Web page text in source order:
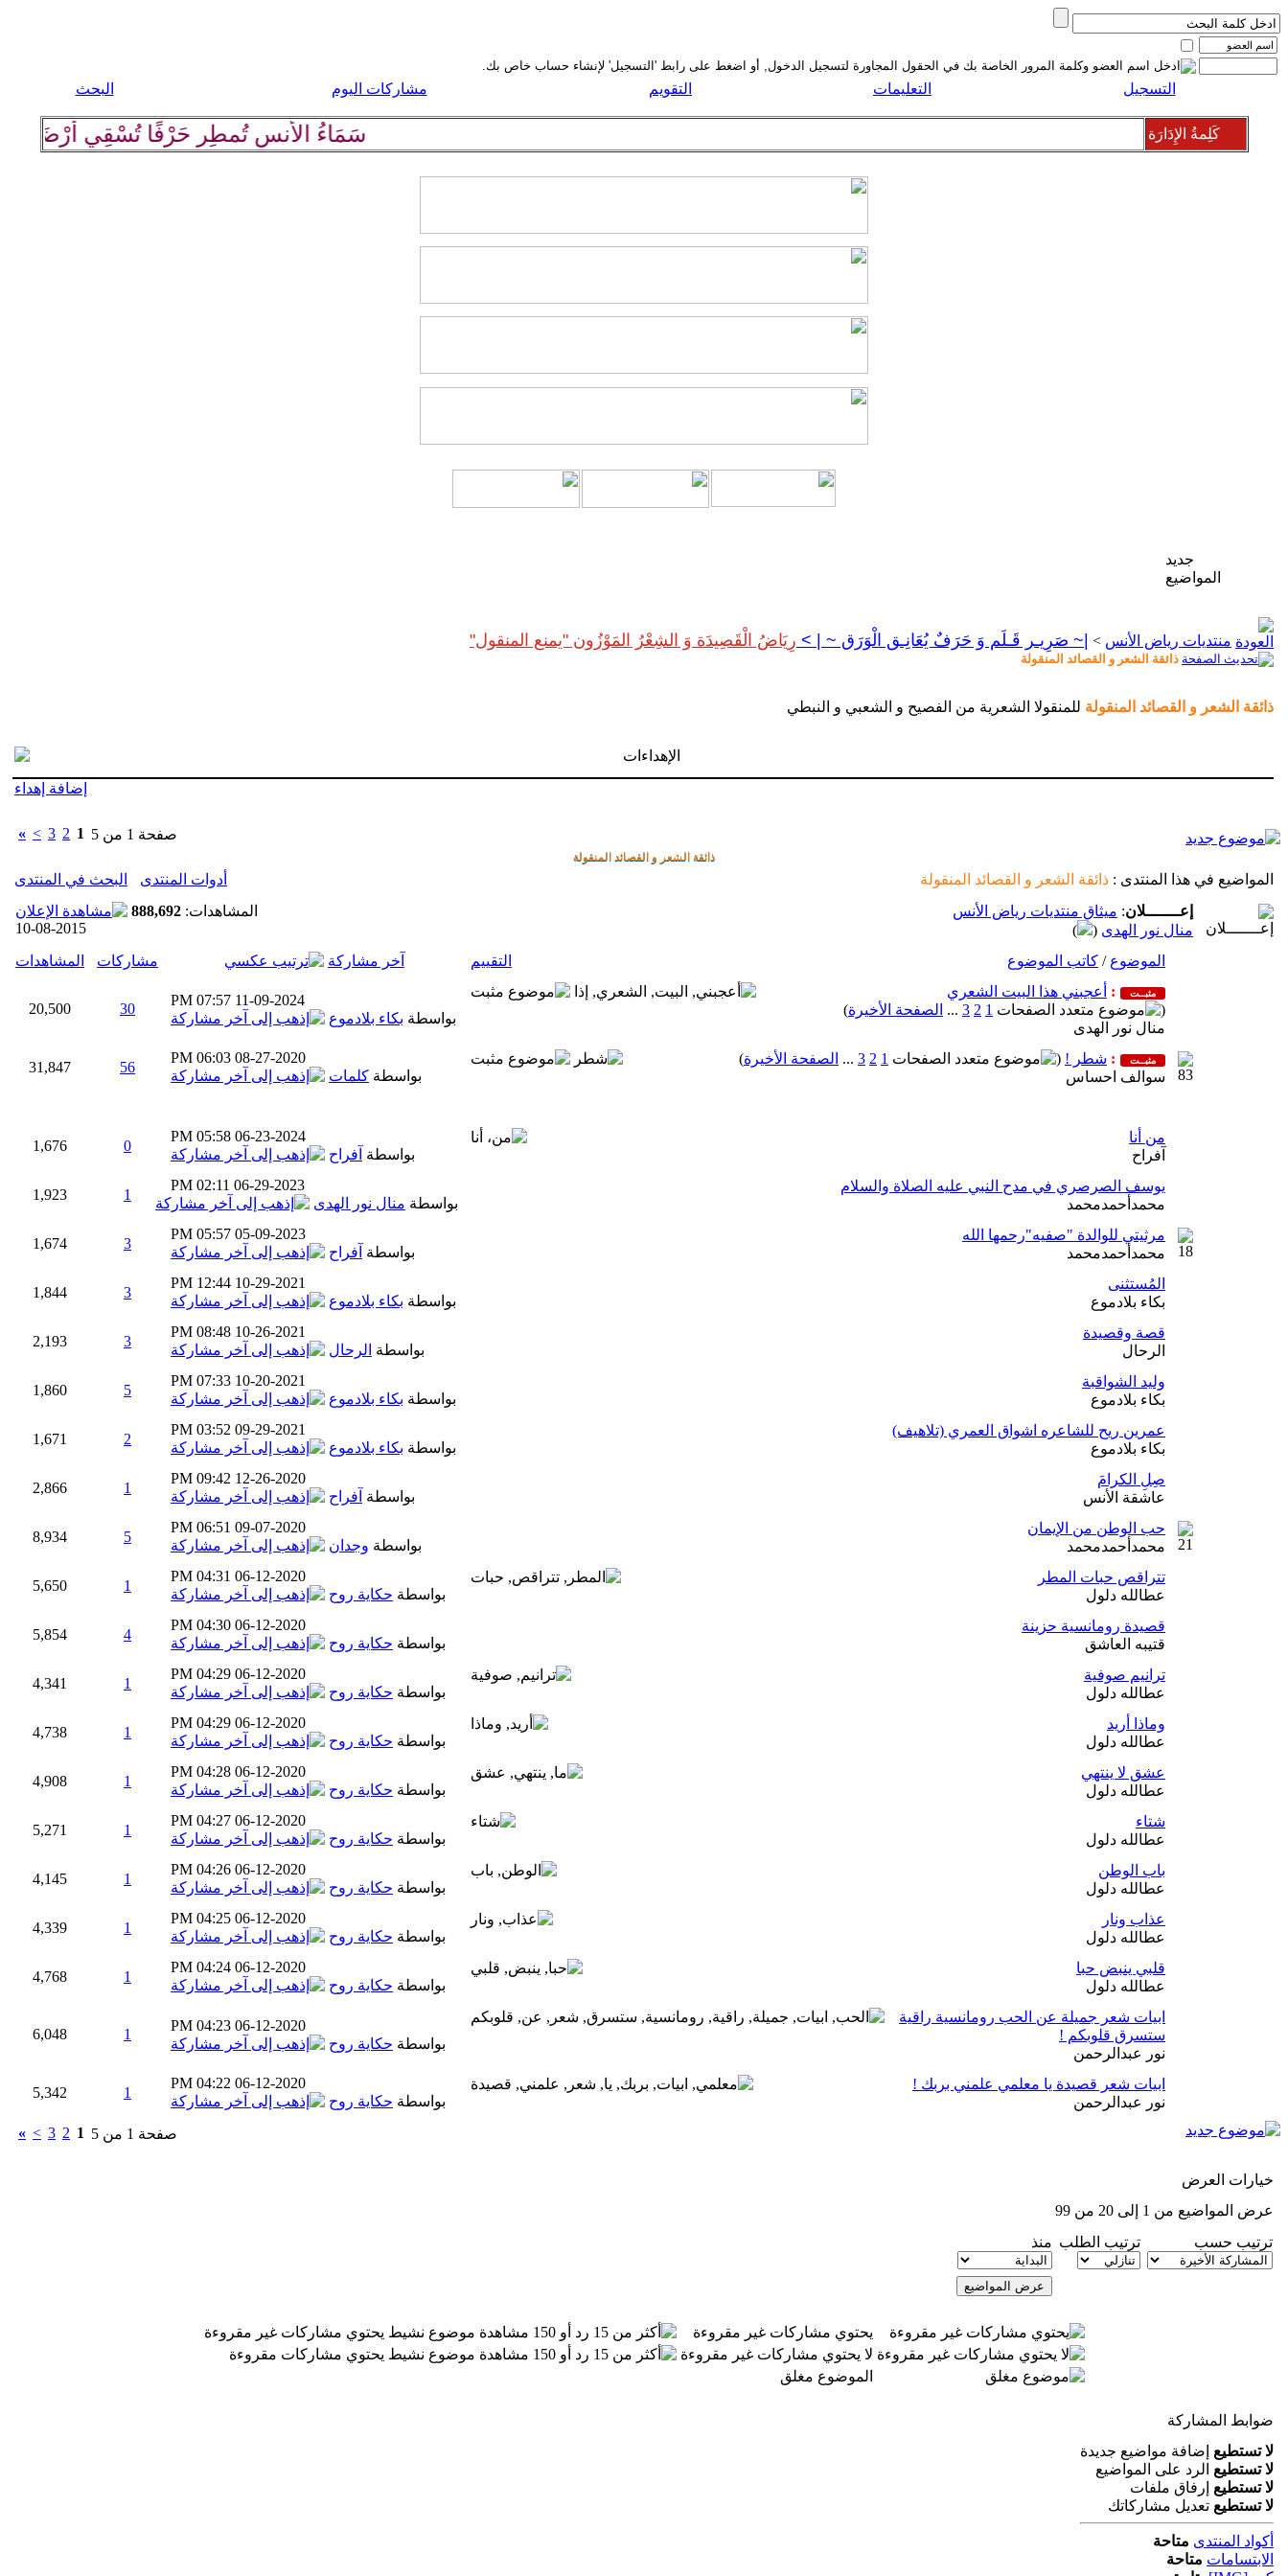
التسجيل التعليمات التقويم مشاركات اليوم البحث
سَمَاءُ الأُنسِ تُمطِر حَرْفًا تُسْقِي أرْضَهَا كلِمة كَلِمةُ الإِدَارَة
جديد
المواضيع
منتديات رياض الأنس > |~ صَرِيـر قَـلَم وَ حَرَفٌ يُعَانِـق الْوَرَق ~ | > رِيَاضُ الْقَصِيدَة وَ الشِعْرُ المَوْزُون "يمنع المنقول"
ذائقة الشعر و القصائد المنقولة
ذائقة الشعر و القصائد المنقولة للمنقولا الشعرية من الفصيح و الشعبي و النبطي
الإهداءات
إضافة إهداء
صفحة 1 من 5 1
2
3
>
»
ذائقة الشعر و القصائد المنقولة
المواضيع في هذا المنتدى : ذائقة الشعر و القصائد المنقولة أدوات المنتدى
البحث في المنتدى
المشاهدات: 888,692 إعـــــــلان: ميثاق منتديات رياض الأنس
10-08-2015
منال نور الهدى (
)
التقييم
الموضوع / كاتب الموضوع آخر مشاركة مشاركات المشاهدات
مثبــت :
أعجبني هذا البيت الشعري
(
1
2
3
... الصفحة الأخيرة)
منال نور الهدى
11-09-2024
07:57 PM
بواسطة بكاء بلادموع
30
20,500
مثبــت : شطر ! (
1
2
3
... الصفحة الأخيرة)
سوالف احساس
08-27-2020
06:03 PM
بواسطة كلمات
56
31,847
من أنا
آفراح
06-23-2024
05:58 PM
بواسطة آفراح
0
1,676
يوسف الصرصري في مدح النبي عليه الصلاة والسلام
محمدأحمدمحمد
06-29-2023
02:11 PM
بواسطة منال نور الهدى
1
1,923
مرثيتي للوالدة "صفيه"رحمها الله
محمدأحمدمحمد
05-09-2023
05:57 PM
بواسطة آفراح
3
1,674
المُستثنى
بكاء بلادموع
10-29-2021
12:44 PM
بواسطة بكاء بلادموع
3
1,844
قصة وقصيدة
الرحال
10-26-2021
08:48 PM
بواسطة الرحال
3
2,193
وليد الشواقبة
بكاء بلادموع
10-20-2021
07:33 PM
بواسطة بكاء بلادموع
5
1,860
عمرين ريح للشاعره اشواق العمري (تلاهيف)
بكاء بلادموع
09-29-2021
03:52 PM
بواسطة بكاء بلادموع
2
1,671
صِلِ الكرامَ
عاشقة الأنس
12-26-2020
09:42 PM
بواسطة آفراح
1
2,866
حب الوطن من الإيمان
محمدأحمدمحمد
09-07-2020
06:51 PM
بواسطة وجدان
5
8,934
تتراقص حبات المطر
عطالله دلول
06-12-2020
04:31 PM
بواسطة حكاية روح
1
5,650
قصيدة رومانسية حزينة
قتيبه العاشق
06-12-2020
04:30 PM
بواسطة حكاية روح
4
5,854
ترانيم صوفية
عطالله دلول
06-12-2020
04:29 PM
بواسطة حكاية روح
1
4,341
وماذا أريد
عطالله دلول
06-12-2020
04:29 PM
بواسطة حكاية روح
1
4,738
عشق لا ينتهي
عطالله دلول
06-12-2020
04:28 PM
بواسطة حكاية روح
1
4,908
شتاء
عطالله دلول
06-12-2020
04:27 PM
بواسطة حكاية روح
1
5,271
باب الوطن
عطالله دلول
06-12-2020
04:26 PM
بواسطة حكاية روح
1
4,145
عذاب ونار
عطالله دلول
06-12-2020
04:25 PM
بواسطة حكاية روح
1
4,339
قلبي ينبض حبا
عطالله دلول
06-12-2020
04:24 PM
بواسطة حكاية روح
1
4,768
ابيات شعر جميلة عن الحب رومانسية راقية
ستسرق قلوبكم !
نور عبدالرحمن
06-12-2020
04:23 PM
بواسطة حكاية روح
1
6,048
ابيات شعر قصيدة يا معلمي علمني بربك !
نور عبدالرحمن
06-12-2020
04:22 PM
بواسطة حكاية روح
1
5,342
صفحة 1 من 5 1
2
3
>
»
خيارات العرض
عرض المواضيع من 1 إلى 20 من 99
ترتيب حسب
ترتيب الطلب منذ
يحتوي مشاركات غير مقروءة
موضوع نشيط يحتوي مشاركات غير مقروءة
لا يحتوي مشاركات غير مقروءة
موضوع نشيط يحتوي مشاركات مقروءة
الموضوع مغلق
ضوابط المشاركة
لا تستطيع إضافة مواضيع جديدة
لا تستطيع الرد على المواضيع
لا تستطيع إرفاق ملفات
لا تستطيع تعديل مشاركاتك
أكواد المنتدى متاحة
الابتسامات متاحة